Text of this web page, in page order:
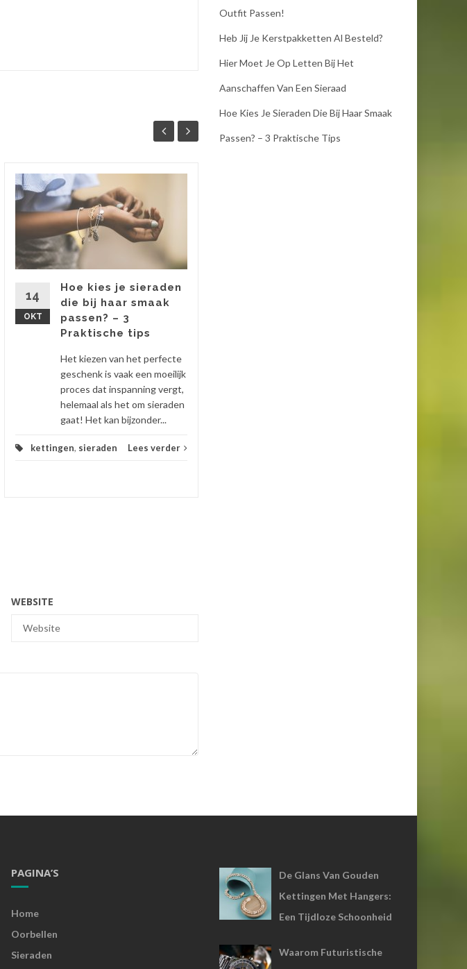
14
OKT
Hoe kies je sieraden
die bij haar smaak
passen? – 3
Praktische tips
Het kiezen van het perfecte
geschenk is vaak een moeilijk
proces dat inspanning vergt,
helemaal als het om sieraden
gaat! Het kan bijzonder...
kettingen, sieraden Lees verder
WEBSITE
Outfit Passen!
Heb Jij Je Kerstpakketten Al Besteld?
Hier Moet Je Op Letten Bij Het
Aanschaffen Van Een Sieraad
Hoe Kies Je Sieraden Die Bij Haar Smaak
Passen? – 3 Praktische Tips
PAGINA’S
Home
Oorbellen
Sieraden
De Glans Van Gouden
Kettingen Met Hangers:
Een Tijdloze Schoonheid
Waarom Futuristische